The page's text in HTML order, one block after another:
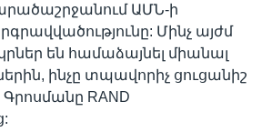
ԱՄՆ-ի
Մինչ այժմ
են համաձայնել միանալ
ինչը տպավորիչ ցուցանիշ
Գրոսմանը RAND